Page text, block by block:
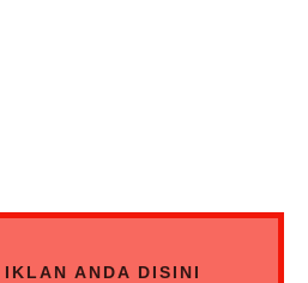
ANDA DISINI